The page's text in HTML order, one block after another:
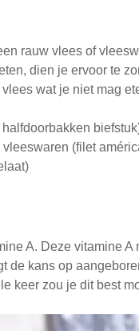
rauw vlees of
dien je ervoor te
wat je niet mag
(filet
A. Deze vitamine
de kans op
keer zou je dit best